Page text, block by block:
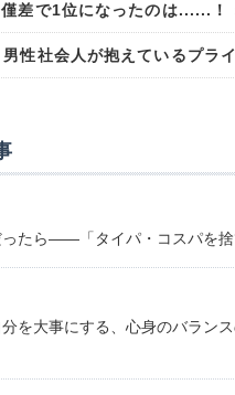
差で1位になったのは......
性社会人が抱えているプラ
たら――「タイパ・コスパを捨
を大事にする、心身のバラン